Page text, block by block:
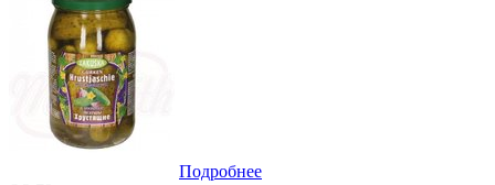
Подробнее